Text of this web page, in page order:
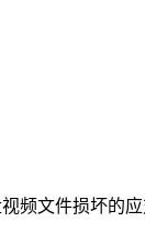
频文件损坏的应